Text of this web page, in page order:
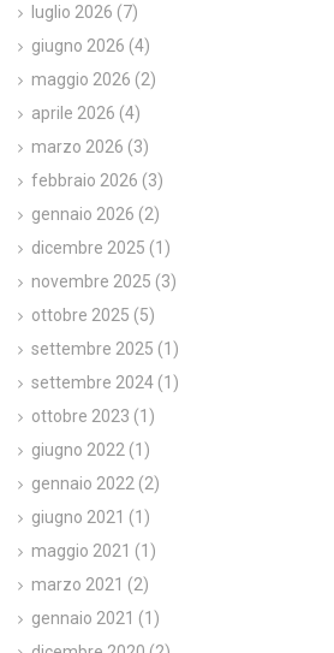
luglio 2026 (7)
giugno 2026 (4)
maggio 2026 (2)
aprile 2026 (4)
marzo 2026 (3)
febbraio 2026 (3)
gennaio 2026 (2)
dicembre 2025 (1)
novembre 2025 (3)
ottobre 2025 (5)
settembre 2025 (1)
settembre 2024 (1)
ottobre 2023 (1)
giugno 2022 (1)
gennaio 2022 (2)
giugno 2021 (1)
maggio 2021 (1)
marzo 2021 (2)
gennaio 2021 (1)